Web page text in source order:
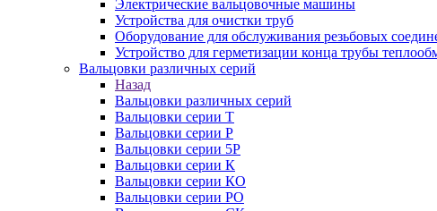
Электрические вальцовочные машины
Устройства для очистки труб
Оборудование для обслуживания резьбовых
Устройство для герметизации конца трубы
Вальцовки различных серий
Назад
Вальцовки различных серий
Вальцовки серии Т
Вальцовки серии Р
Вальцовки серии 5Р
Вальцовки серии К
Вальцовки серии КО
Вальцовки серии РО